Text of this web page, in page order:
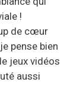
!
de cœur
pense bien
jeux vidéos
aussi